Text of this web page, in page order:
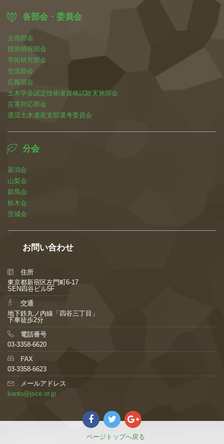
各部会・委員会
企画部会
技術情報部会
学術研究部会
交流部会
広報部会
土木学会認定技術者資格試験実施部会
災害対応部会
選奨土木遺産支部選考委員会
分会
新潟会
山梨会
群馬会
栃木会
茨城会
お問い合わせ
住所
東京都新宿区左門町6-17
SEN四谷ビル5F
交通
地下鉄丸ノ内線「四谷三丁目」
下車徒歩2分
電話番号
03-3358-6620
FAX
03-3358-6623
メールアドレス
kanto@jsce.or.jp
ページトップへ戻る